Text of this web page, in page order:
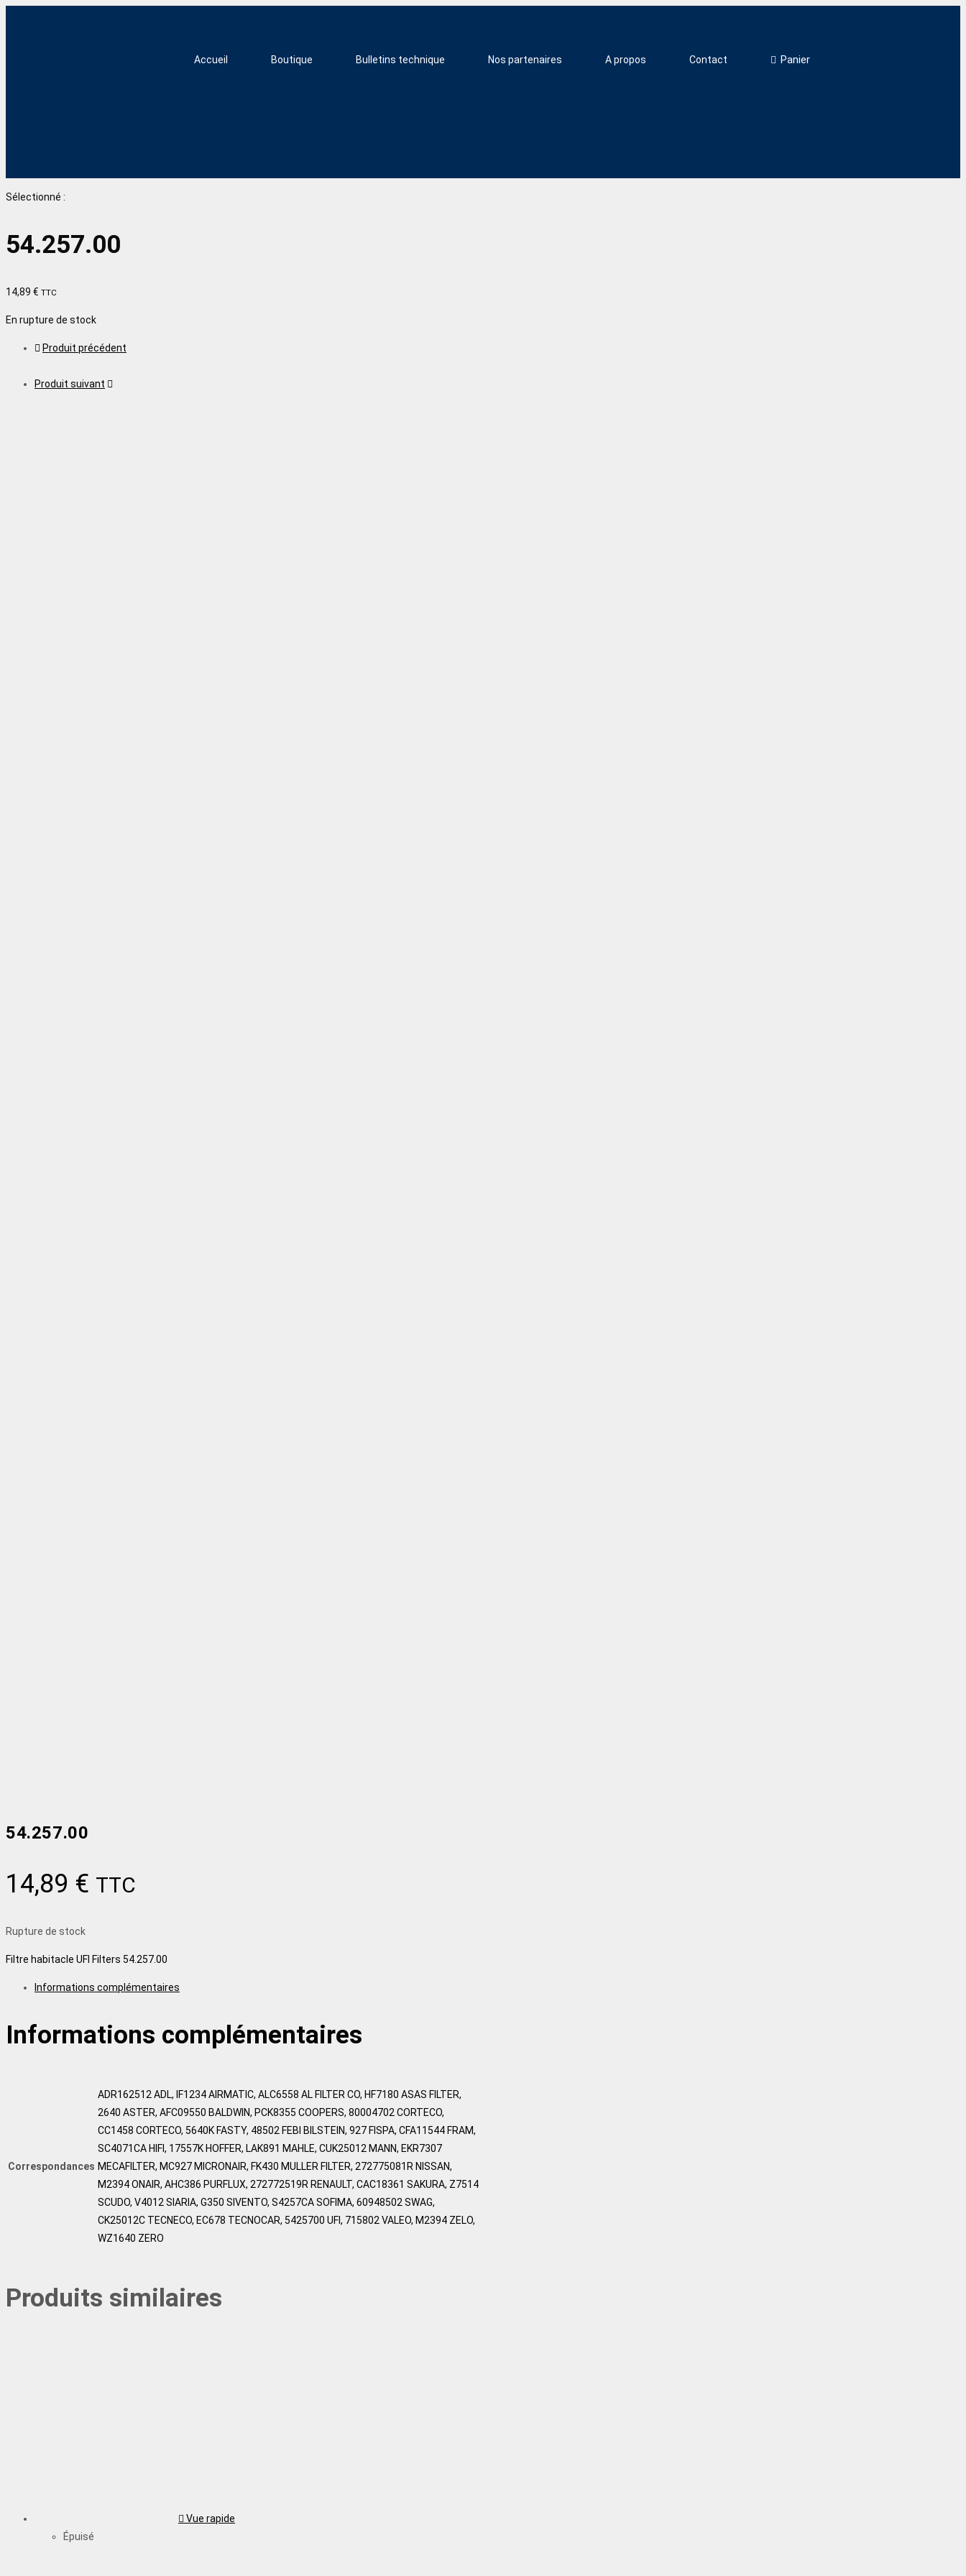
Accueil Boutique Bulletins technique Nos partenaires A propos Contact Panier
Sélectionné :
54.257.00
14,89 € TTC
En rupture de stock
Produit précédent
Produit suivant
54.257.00
14,89 € TTC
Rupture de stock
Filtre habitacle UFI Filters 54.257.00
Informations complémentaires
Informations complémentaires
Correspondances
ADR162512 ADL, IF1234 AIRMATIC, ALC6558 AL FILTER CO, HF7180 ASAS FILTER,
2640 ASTER, AFC09550 BALDWIN, PCK8355 COOPERS, 80004702 CORTECO,
CC1458 CORTECO, 5640K FASTY, 48502 FEBI BILSTEIN, 927 FISPA, CFA11544 FRAM,
SC4071CA HIFI, 17557K HOFFER, LAK891 MAHLE, CUK25012 MANN, EKR7307
MECAFILTER, MC927 MICRONAIR, FK430 MULLER FILTER, 272775081R NISSAN,
M2394 ONAIR, AHC386 PURFLUX, 272772519R RENAULT, CAC18361 SAKURA, Z7514
SCUDO, V4012 SIARIA, G350 SIVENTO, S4257CA SOFIMA, 60948502 SWAG,
CK25012C TECNECO, EC678 TECNOCAR, 5425700 UFI, 715802 VALEO, M2394 ZELO,
WZ1640 ZERO
Produits similaires
Vue rapide
Épuisé